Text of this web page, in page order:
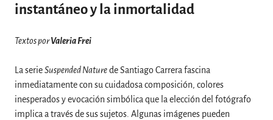
instantáneo y la inmortalidad
Textos porValeria Frei
La serieSuspended Naturede Santiago Carrera fascina
inmediatamente con su cuidadosa composición, colores
inesperados y evocación simbólica que la elección del fotógrafo
implica a través de sus sujetos. Algunas imágenes pueden